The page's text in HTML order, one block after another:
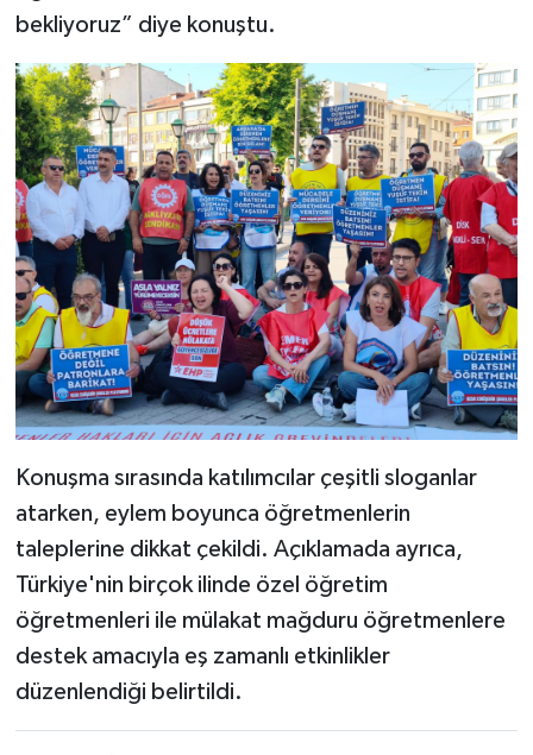
bekliyoruz” diye konuştu.
Konuşma sırasında katılımcılar çeşitli sloganlar
atarken, eylem boyunca öğretmenlerin
taleplerine dikkat çekildi. Açıklamada ayrıca,
Türkiye'nin birçok ilinde özel öğretim
öğretmenleri ile mülakat mağduru öğretmenlere
destek amacıyla eş zamanlı etkinlikler
düzenlendiği belirtildi.